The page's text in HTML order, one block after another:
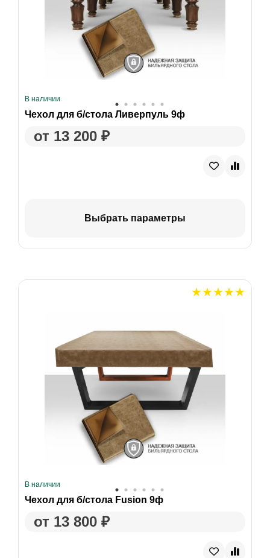
В наличии
Чехол для б/стола Ливерпуль 9ф
от 13 200 ₽
Выбрать параметры
В наличии
Чехол для б/стола Fusion 9ф
от 13 800 ₽